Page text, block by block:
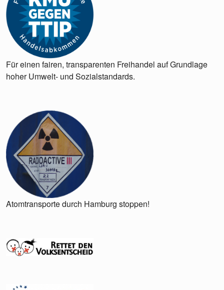
Für einen fairen, transparenten Freihandel auf Grundlage
hoher Umwelt- und Sozialstandards.
Atomtransporte durch Hamburg stoppen!